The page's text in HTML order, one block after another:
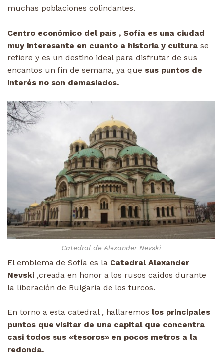
muchas poblaciones colindantes.
Centro económico del país , Sofía es una ciudad
muy interesante en cuanto a historia y cultura se
refiere y es un destino ideal para disfrutar de sus
encantos un fin de semana, ya que sus puntos de
interés no son demasiados.
Catedral de Alexander Nevski
El emblema de Sofía es la Catedral Alexander
Nevski ,creada en honor a los rusos caídos durante
la liberación de Bulgaria de los turcos.
En torno a esta catedral , hallaremos los principales
puntos que visitar de una capital que concentra
casi todos sus «tesoros» en pocos metros a la
redonda.